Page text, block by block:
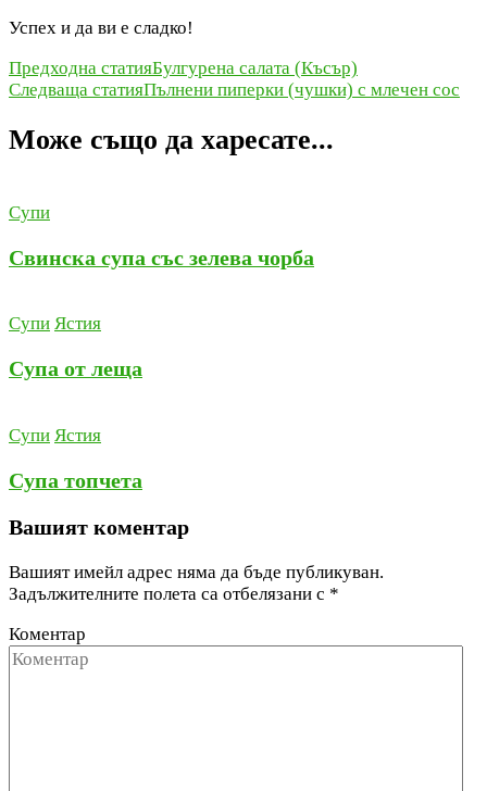
Успех и да ви е сладко!
Навигация
в
публикацията
Предходна статияБулгурена салата (Късър)
Следваща статияПълнени пиперки (чушки) с млечен сос
Може също да харесате...
Супи
Свинска супа със зелева чорба
Супи Ястия
Супа от леща
Супи Ястия
Супа топчета
Вашият коментар
Вашият имейл адрес няма да бъде публикуван.
Задължителните полета са отбелязани с *
Коментар